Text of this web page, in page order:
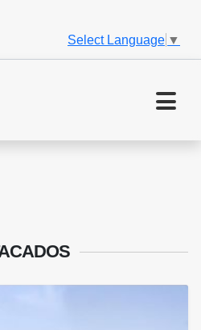
Select Language ▼